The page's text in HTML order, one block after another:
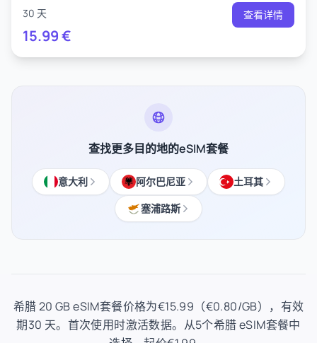
30 天
15.99€
查看详情
查找更多目的地的eSIM套餐
意大利 阿尔巴尼亚
土耳其
塞浦路斯
希腊 20 GB eSIM套餐价格为€15.99（€0.80/GB），有效
期30 天。首次使用时激活数据。从5个希腊 eSIM套餐中